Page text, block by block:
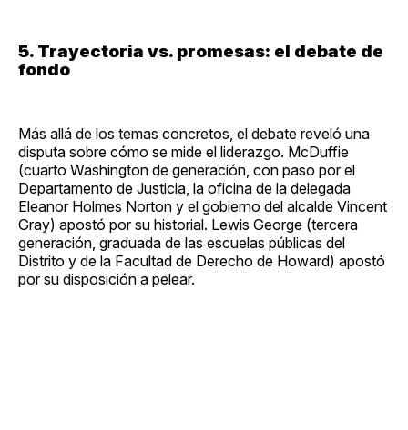
5. Trayectoria vs. promesas: el debate de
fondo
Más allá de los temas concretos, el debate reveló una
disputa sobre cómo se mide el liderazgo. McDuffie
(cuarto Washington de generación, con paso por el
Departamento de Justicia, la oficina de la delegada
Eleanor Holmes Norton y el gobierno del alcalde Vincent
Gray) apostó por su historial. Lewis George (tercera
generación, graduada de las escuelas públicas del
Distrito y de la Facultad de Derecho de Howard) apostó
por su disposición a pelear.